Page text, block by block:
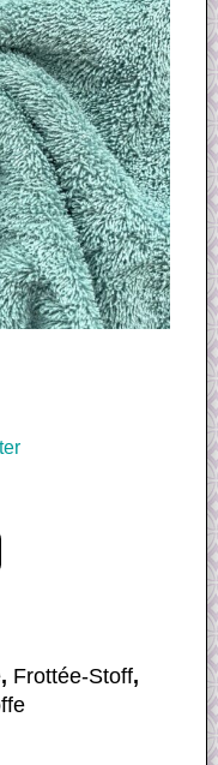
, Frottée-Stoff,